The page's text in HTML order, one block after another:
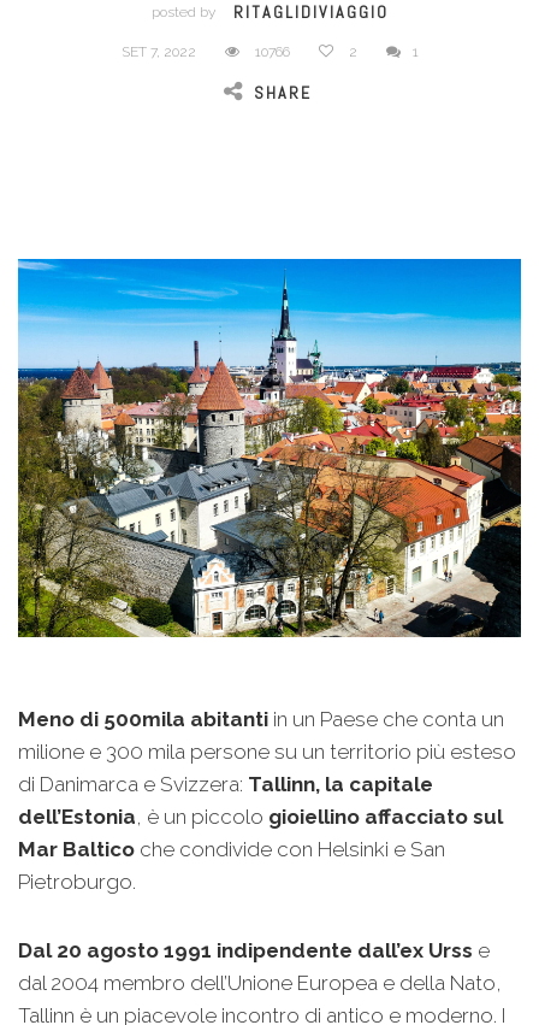
posted by RITAGLIDIVIAGGIO
SET 7, 2022 10766 2 1
SHARE
Meno di 500mila abitanti in un Paese che conta un
milione e 300 mila persone su un territorio più esteso
di Danimarca e Svizzera: Tallinn, la capitale
dell’Estonia, è un piccolo gioiellino affacciato sul
Mar Baltico che condivide con Helsinki e San
Pietroburgo.
Dal 20 agosto 1991 indipendente dall’ex Urss e
dal 2004 membro dell’Unione Europea e della Nato,
Tallinn è un piacevole incontro di antico e moderno. I